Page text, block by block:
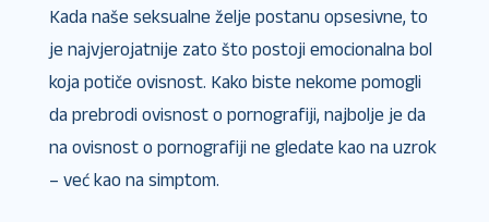
Kada naše seksualne želje postanu opsesivne, to
je najvjerojatnije zato što postoji emocionalna bol
koja potiče ovisnost. Kako biste nekome pomogli
da prebrodi ovisnost o pornografiji, najbolje je da
na ovisnost o pornografiji ne gledate kao na uzrok
– već kao na simptom.